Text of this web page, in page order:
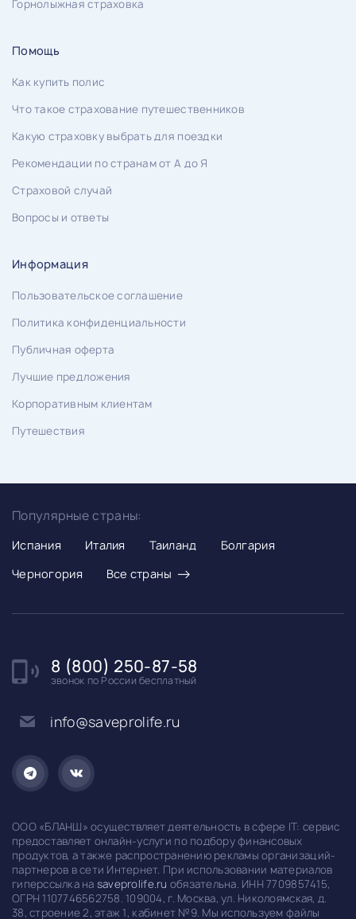
Горнолыжная страховка
Помощь
Как купить полис
Что такое страхование путешественников
Какую страховку выбрать для поездки
Рекомендации по странам от А до Я
Страховой случай
Вопросы и ответы
Информация
Пользовательское соглашение
Политика конфиденциальности
Публичная оферта
Лучшие предложения
Корпоративным клиентам
Путешествия
Популярные страны:
Испания Италия Таиланд
Болгария
Черногория
Все страны →
8 (800) 250-87-58
звонок по России бесплатный
info@saveprolife.ru
ООО «БЛАНШ» осуществляет деятельность в сфере IT: сервис
предоставляет онлайн-услуги по подбору финансовых
продуктов, а также распространению рекламы организаций-
партнеров в сети Интернет. При использовании материалов
гиперссылка на saveprolife.ru обязательна. ИНН 7709857415,
ОГРН 1107746562758. 109004, г. Москва, ул. Николоямская, д.
38, строение 2, этаж 1, кабинет №9. Мы используем файлы